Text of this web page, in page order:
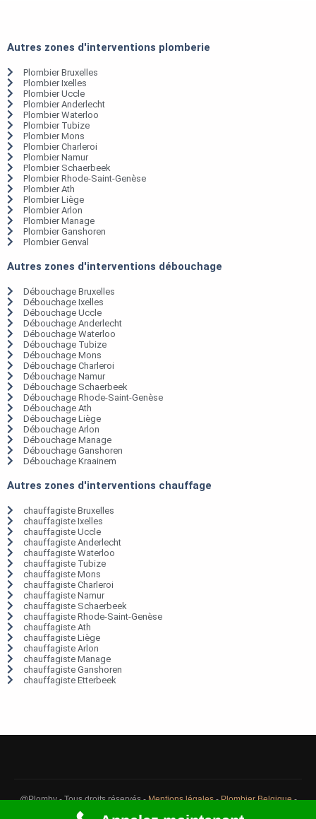
Autres zones d'interventions plomberie
Plombier Bruxelles
Plombier Ixelles
Plombier Uccle
Plombier Anderlecht
Plombier Waterloo
Plombier Tubize
Plombier Mons
Plombier Charleroi
Plombier Namur
Plombier Schaerbeek
Plombier Rhode-Saint-Genèse
Plombier Ath
Plombier Liège
Plombier Arlon
Plombier Manage
Plombier Ganshoren
Plombier Genval
Autres zones d'interventions débouchage
Débouchage Bruxelles
Débouchage Ixelles
Débouchage Uccle
Débouchage Anderlecht
Débouchage Waterloo
Débouchage Tubize
Débouchage Mons
Débouchage Charleroi
Débouchage Namur
Débouchage Schaerbeek
Débouchage Rhode-Saint-Genèse
Débouchage Ath
Débouchage Liège
Débouchage Arlon
Débouchage Manage
Débouchage Ganshoren
Débouchage Kraainem
Autres zones d'interventions chauffage
chauffagiste Bruxelles
chauffagiste Ixelles
chauffagiste Uccle
chauffagiste Anderlecht
chauffagiste Waterloo
chauffagiste Tubize
chauffagiste Mons
chauffagiste Charleroi
chauffagiste Namur
chauffagiste Schaerbeek
chauffagiste Rhode-Saint-Genèse
chauffagiste Ath
chauffagiste Liège
chauffagiste Arlon
chauffagiste Manage
chauffagiste Ganshoren
chauffagiste Etterbeek
@Plomby - Tous droits réservés -Mentions légales-Plombier Belgique-
Débouchage Belgique